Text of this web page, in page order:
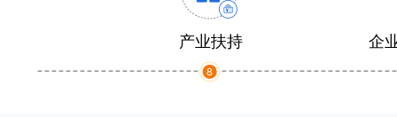
产业扶持 企